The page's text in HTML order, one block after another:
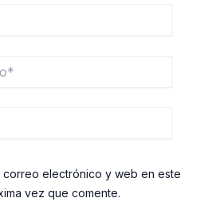
correo electrónico y web en este
vez que comente.